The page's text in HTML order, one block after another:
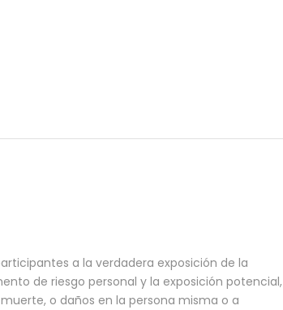
a la verdadera exposición de la
de riesgo personal y la exposición potencial,
o daños en la persona misma o a